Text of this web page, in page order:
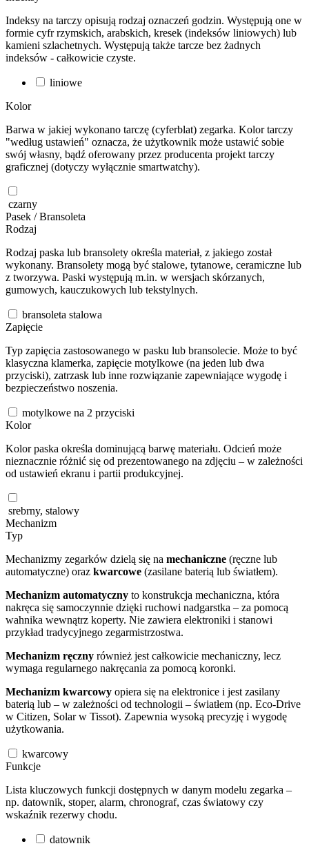
Indeksy na tarczy opisują rodzaj oznaczeń godzin. Występują one w
formie cyfr rzymskich, arabskich, kresek (indeksów liniowych) lub
kamieni szlachetnych. Występują także tarcze bez żadnych
indeksów - całkowicie czyste.
liniowe
Kolor
Barwa w jakiej wykonano tarczę (cyferblat) zegarka. Kolor tarczy
"według ustawień" oznacza, że użytkownik może ustawić sobie
swój własny, bądź oferowany przez producenta projekt tarczy
graficznej (dotyczy wyłącznie smartwatchy).
czarny
Pasek / Bransoleta
Rodzaj
Rodzaj paska lub bransolety określa materiał, z jakiego został
wykonany. Bransolety mogą być stalowe, tytanowe, ceramiczne lub
z tworzywa. Paski występują m.in. w wersjach skórzanych,
gumowych, kauczukowych lub tekstylnych.
bransoleta stalowa
Zapięcie
Typ zapięcia zastosowanego w pasku lub bransolecie. Może to być
klasyczna klamerka, zapięcie motylkowe (na jeden lub dwa
przyciski), zatrzask lub inne rozwiązanie zapewniające wygodę i
bezpieczeństwo noszenia.
motylkowe na 2 przyciski
Kolor
Kolor paska określa dominującą barwę materiału. Odcień może
nieznacznie różnić się od prezentowanego na zdjęciu – w zależności
od ustawień ekranu i partii produkcyjnej.
srebrny, stalowy
Mechanizm
Typ
Mechanizmy zegarków dzielą się na mechaniczne (ręczne lub
automatyczne) oraz kwarcowe (zasilane baterią lub światłem).
Mechanizm automatyczny to konstrukcja mechaniczna, która
nakręca się samoczynnie dzięki ruchowi nadgarstka – za pomocą
wahnika wewnątrz koperty. Nie zawiera elektroniki i stanowi
przykład tradycyjnego zegarmistrzostwa.
Mechanizm ręczny również jest całkowicie mechaniczny, lecz
wymaga regularnego nakręcania za pomocą koronki.
Mechanizm kwarcowy opiera się na elektronice i jest zasilany
baterią lub – w zależności od technologii – światłem (np. Eco-Drive
w Citizen, Solar w Tissot). Zapewnia wysoką precyzję i wygodę
użytkowania.
kwarcowy
Funkcje
Lista kluczowych funkcji dostępnych w danym modelu zegarka –
np. datownik, stoper, alarm, chronograf, czas światowy czy
wskaźnik rezerwy chodu.
datownik